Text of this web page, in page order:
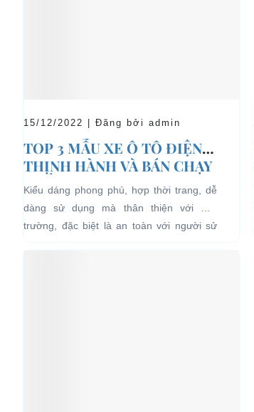
15/12/2022 | Đăng bởi admin
TOP 3 MẪU XE Ô TÔ ĐIỆN
THỊNH HÀNH VÀ BÁN CHẠY
NHẤT HIỆN NAY
Kiểu dáng phong phú, hợp thời trang, dễ
dàng sử dụng mà thân thiện với môi
trường, đặc biệt là an toàn với người sử